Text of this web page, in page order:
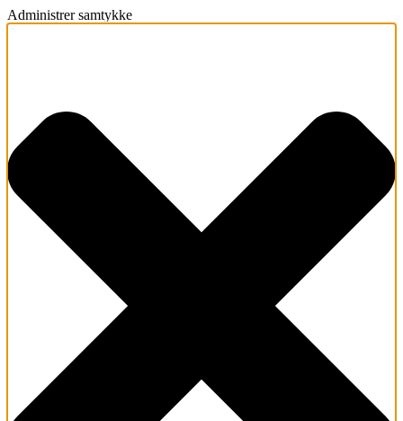
Administrer samtykke